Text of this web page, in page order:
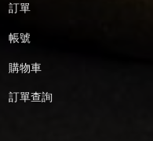
訂單
帳號
購物車
訂單查詢